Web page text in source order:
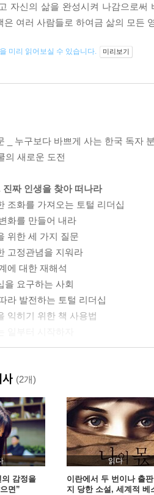
자신의 삶을 완성시켜 나감으로
은 여러 사람들로 하여금 삶의 모든
미리 읽어보실 수 있습니다. 미리보기
_ 누구보다 바쁘게 사는 한국 독자
의 새로운 도전
진짜 인생을 찾아 떠나라
조화를 가져오는 토털 리더십
화를 만들어 내라
위한 세 가지 질문
고정관념을 지워라
에 대한 재해석
을 요구하는 사회
라 발전하는 토털 리더십
익히기 위한 책 사용법
스티브 잡스에게 배우는 ‘나를 찾는
로 풀어내는 나의 비전
없는 가치관을 찾아라
보인다
삶을 구성하는 네 가지 영역
정의하라
네 개의 원
(2개)
의 감정을
면”
읽다
이란에서 두 번이나 출
지 당한 소설, 세계적 베